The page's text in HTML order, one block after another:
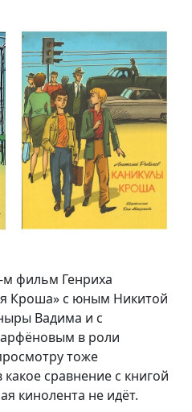
м фильм Генриха
Кроша» с юным Никитой
Вадима и с
в роли
тоже
сравнение с книгой
кинолента не идёт.